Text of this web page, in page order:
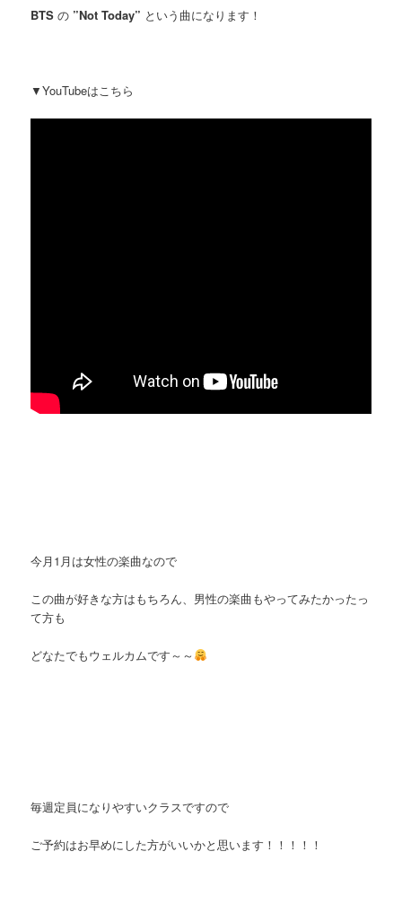
BTS の ”Not Today” という曲になります！
▼YouTubeはこちら
今月1月は女性の楽曲なので
この曲が好きな方はもちろん、男性の楽曲もやってみたかったっ
て方も
どなたでもウェルカムです～～
毎週定員になりやすいクラスですので
ご予約はお早めにした方がいいかと思います！！！！！